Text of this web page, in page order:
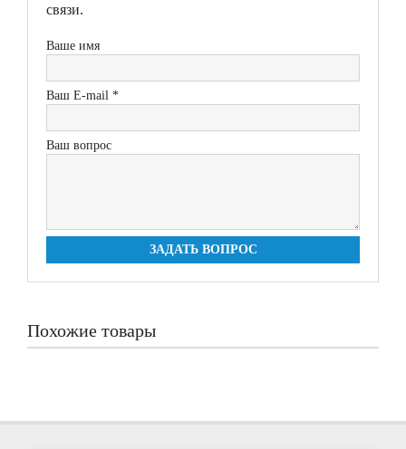
связи.
Ваше имя
Ваш E-mail *
Ваш вопрос
ЗАДАТЬ ВОПРОС
Похожие товары